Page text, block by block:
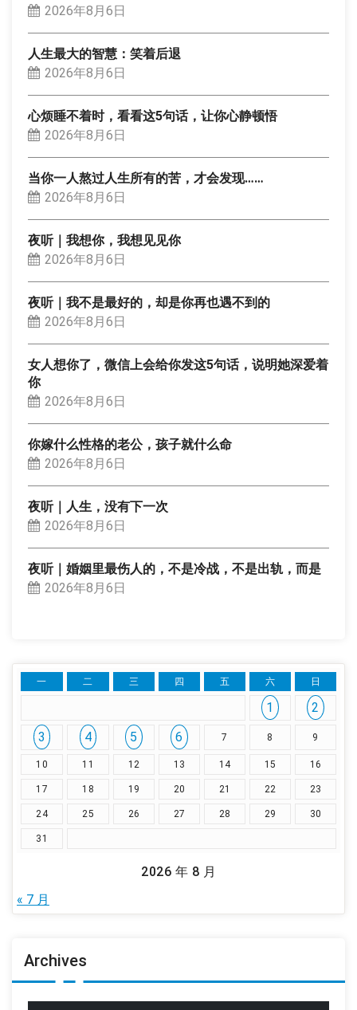
2026年8月6日
人生最大的智慧：笑着后退
2026年8月6日
心烦睡不着时，看看这5句话，让你心静顿悟
2026年8月6日
当你一人熬过人生所有的苦，才会发现……
2026年8月6日
夜听｜我想你，我想见见你
2026年8月6日
夜听｜我不是最好的，却是你再也遇不到的
2026年8月6日
女人想你了，微信上会给你发这5句话，说明她深爱着
你
2026年8月6日
你嫁什么性格的老公，孩子就什么命
2026年8月6日
夜听｜人生，没有下一次
2026年8月6日
夜听｜婚姻里最伤人的，不是冷战，不是出轨，而是
2026年8月6日
2026 年 8 月
一 二 三 四 五 六 日
1
2
3
4 5 6 7 8 9
10 11 12 13 14 15 16
17 18 19 20 21 22 23
24 25 26 27 28 29 30
31
« 7 月
Archives